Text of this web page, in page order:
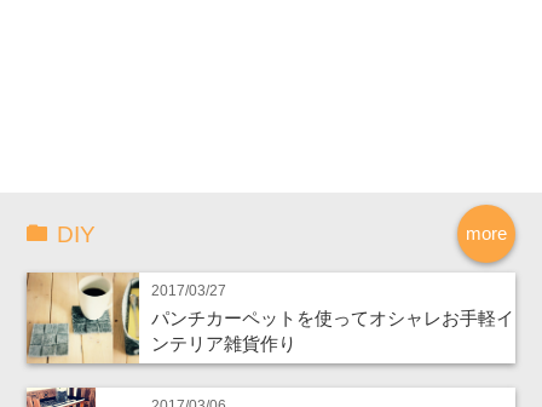
more
DIY
2017/03/27
パンチカーペットを使ってオシャレお手軽イ
ンテリア雑貨作り